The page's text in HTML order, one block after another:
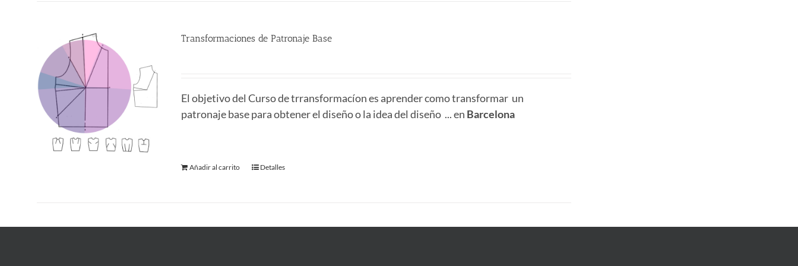
Transformaciones de Patronaje Base
El objetivo del Curso de trransformacíon es aprender como transformar un
patronaje base para obtener el diseño o la idea del diseño ... en Barcelona
Añadir al carrito Detalles